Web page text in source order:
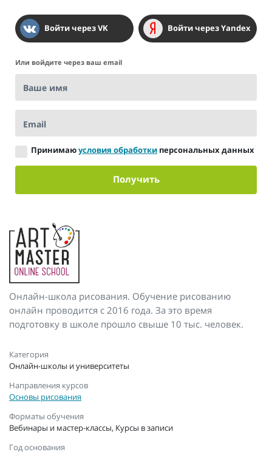
Онлайн-школа рисования. Обучение рисованию
онлайн проводится с 2016 года. За это время
подготовку в школе прошло свыше 10 тыс. человек.
Категория
Онлайн-школы и университеты
Направления курсов
Основы рисования
Форматы обучения
Вебинары и мастер-классы, Курсы в записи
Год основания
Войти через VK Войти через Yandex
Или войдите через ваш email
Ваше имя
Email
Принимаюусловия обработки персональных данных
Получить